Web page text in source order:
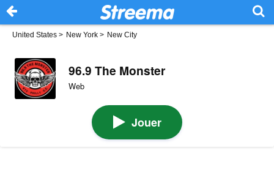
United States > New York > New City
96.9 The Monster
Web
Jouer